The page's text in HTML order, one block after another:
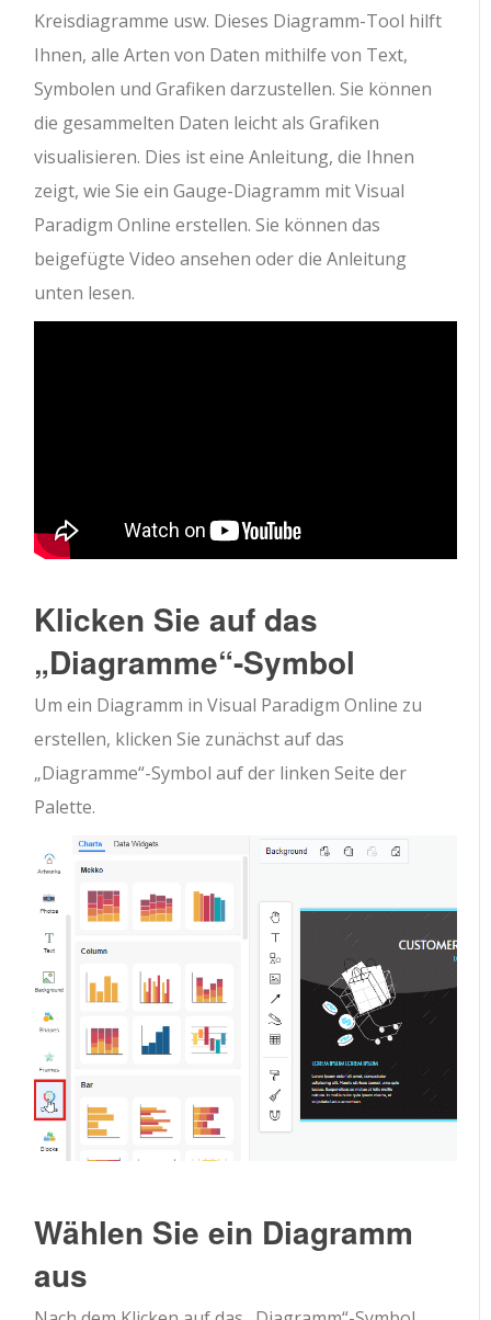
Kreisdiagramme usw. Dieses Diagramm-Tool hilft
Ihnen, alle Arten von Daten mithilfe von Text,
Symbolen und Grafiken darzustellen. Sie können
die gesammelten Daten leicht als Grafiken
visualisieren. Dies ist eine Anleitung, die Ihnen
zeigt, wie Sie ein Gauge-Diagramm mit Visual
Paradigm Online erstellen. Sie können das
beigefügte Video ansehen oder die Anleitung
unten lesen.
Klicken Sie auf das
„Diagramme“-Symbol
Um ein Diagramm in Visual Paradigm Online zu
erstellen, klicken Sie zunächst auf das
„Diagramme“-Symbol auf der linken Seite der
Palette.
Wählen Sie ein Diagramm
aus